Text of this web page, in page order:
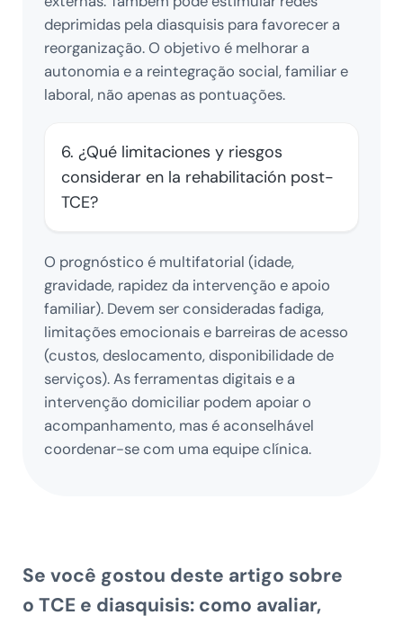
deprimidas pela diasquisis para favorecer a
reorganização. O objetivo é melhorar a
autonomia e a reintegração social, familiar e
laboral, não apenas as pontuações.
6. ¿Qué limitaciones y riesgos
considerar en la rehabilitación post-
TCE?
O prognóstico é multifatorial (idade,
gravidade, rapidez da intervenção e apoio
familiar). Devem ser consideradas fadiga,
limitações emocionais e barreiras de acesso
(custos, deslocamento, disponibilidade de
serviços). As ferramentas digitais e a
intervenção domiciliar podem apoiar o
acompanhamento, mas é aconselhável
coordenar-se com uma equipe clínica.
Se você gostou deste artigo sobre
o TCE e diasquisis: como avaliar,